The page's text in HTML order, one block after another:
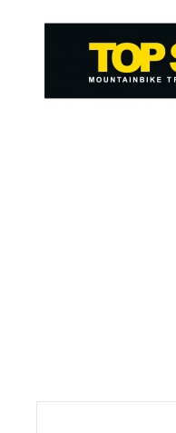
Skip to main content